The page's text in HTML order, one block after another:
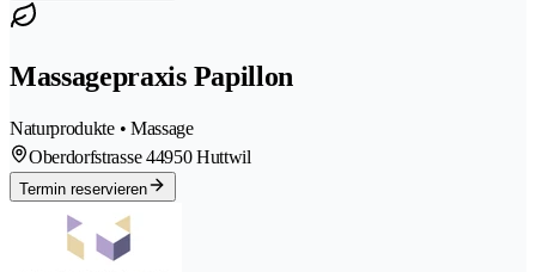
Massagepraxis Papillon
Naturprodukte • Massage
Oberdorfstrasse 44950 Huttwil
Termin reservieren